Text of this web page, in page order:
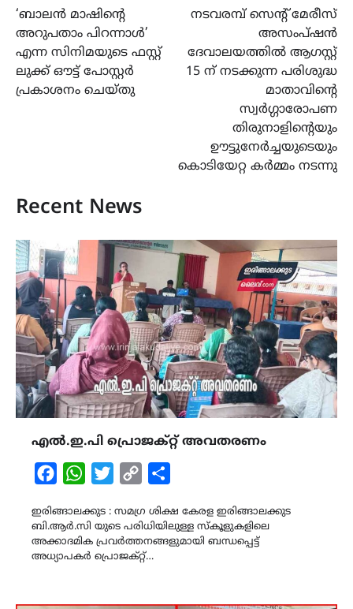
navigation
‘ബാലൻ മാഷിൻ്റെ
അറുപതാം പിറന്നാൾ’
എന്ന സിനിമയുടെ ഫസ്റ്റ്
ലുക്ക് ഔട്ട് പോസ്റ്റർ
പ്രകാശനം ചെയ്തു
നടവരമ്പ് സെന്റ് മേരീസ്
അസംപ്ഷൻ
ദേവാലയത്തിൽ ആഗസ്റ്റ്
15 ന് നടക്കുന്ന പരിശുദ്ധ
മാതാവിന്റെ
സ്വർഗ്ഗാരോപണ
തിരുനാളിന്റെയും
ഊട്ടുനേർച്ചയുടെയും
കൊടിയേറ്റ കർമ്മം നടന്നു
Recent News
എൽ.ഇ.പി പ്രൊജക്റ്റ് അവതരണം
FacebookWhatsAppTwitterCopy
ഇരിങ്ങാലക്കുട : സമഗ്ര ശിക്ഷ കേരള ഇരിങ്ങാലക്കുട
ബി.ആർ.സി യുടെ പരിധിയിലുള്ള സ്കൂളുകളിലെ
അക്കാദമിക പ്രവർത്തനങ്ങളുമായി ബന്ധപ്പെട്ട്
അധ്യാപകർ പ്രൊജക്റ്റ്…